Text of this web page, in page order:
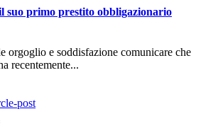
suo primo prestito obbligazionario
orgoglio e soddisfazione comunicare che
recentemente...
post